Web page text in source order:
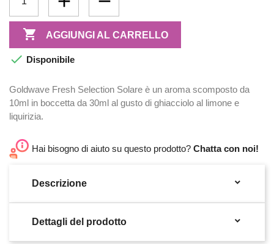
 AGGIUNGI AL CARRELLO
 Disponibile
Goldwave Fresh Selection Solare è un aroma scomposto da
10ml in boccetta da 30ml al gusto di ghiacciolo al limone e
liquirizia.
Hai bisogno di aiuto su questo prodotto? Chatta con noi!
Descrizione 
Dettagli del prodotto 